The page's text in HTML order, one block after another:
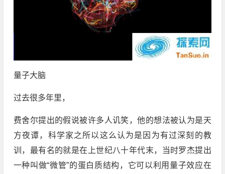
量子大脑
过去很多年里，
费舍尔提出的假说被许多人讥笑，他的想法被认为是天
方夜谭，科学家之所以这么认为是因为有过深刻的教
训，最有名的就是在上世纪八十年代末，当时罗杰提出
一种叫做“微管”的蛋白质结构，它可以利用量子效应在